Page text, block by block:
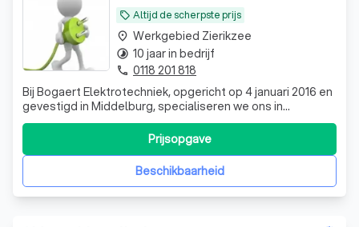
local_offer Altijd de scherpste prijs
Bij Bogaert Elektrotechniek, opgericht op 4 januari 2016 en
gevestigd in Middelburg, specialiseren we ons in
elektrotechnische installaties en aansluitingen voor zowel
thuis als kantoor of bedrijfspand. Met onze expertise
bieden we op maat gemaakte oplossingen. Vraag
vandaag nog een gratis offerte a
Beschikbaarheid
Prijsopgave
place Werkgebied Zierikzee
timelapse 10 jaar in bedrijf
phone 0118 201 818